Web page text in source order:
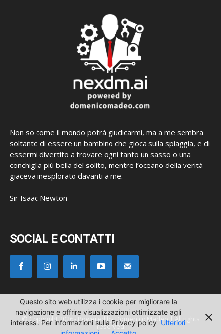
Non so come il mondo potrà giudicarmi, ma a me sembra
soltanto di essere un bambino che gioca sulla spiaggia, e di
essermi divertito a trovare ogni tanto un sasso o una
conchiglia più bella del solito, mentre l’oceano della verità
giaceva inesplorato davanti a me.
Sir Isaac Newton
SOCIAL E CONTATTI
© Copyright 2026 - Powered by Domenico Madeo | All rights
reserved
Questo sito web utilizza i cookie per migliorare la
navigazione e offrire visualizzazioni ottimizzate agli
interessi. Per informazioni sulla Privacy policy Ulteriori